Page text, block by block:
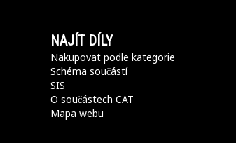
NAJÍT DÍLY
Nakupovat podle kategorie
Schéma součástí
SIS
O součástech CAT
Mapa webu